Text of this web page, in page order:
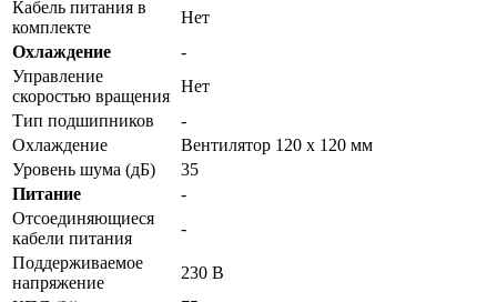
Кабель питания в
комплекте
Нет
Охлаждение
-
Управление
скоростью вращения
Нет
Тип подшипников
-
Охлаждение
Вентилятор 120 x 120 мм
Уровень шума (дБ)
35
Питание
-
Отсоединяющиеся
кабели питания
-
Поддерживаемое
напряжение
230 В